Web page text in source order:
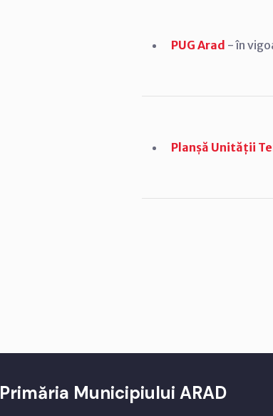
PUG Arad - în
Planșă Unității
Primăria Municipiului ARAD